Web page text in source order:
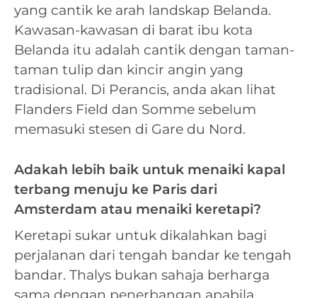
yang cantik ke arah landskap Belanda.
Kawasan-kawasan di barat ibu kota
Belanda itu adalah cantik dengan taman-
taman tulip dan kincir angin yang
tradisional. Di Perancis, anda akan lihat
Flanders Field dan Somme sebelum
memasuki stesen di Gare du Nord.
Adakah lebih baik untuk menaiki kapal
terbang menuju ke Paris dari
Amsterdam atau menaiki keretapi?
Keretapi sukar untuk dikalahkan bagi
perjalanan dari tengah bandar ke tengah
bandar. Thalys bukan sahaja berharga